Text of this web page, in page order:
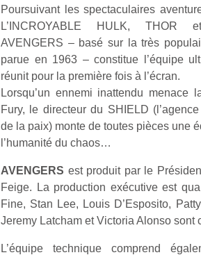
Poursuivant les spectaculaires
L’INCROYABLE HULK, THOR
AVENGERS – basé sur la très
parue en 1963 – constitue l’équipe
réunit pour la première fois à l’écran.
Lorsqu’un ennemi inattendu menace
Fury, le directeur du SHIELD
de la paix) monte de toutes pièces une
l’humanité du chaos…
AVENGERS est produit par le
Feige. La production exécutive est
Fine, Stan Lee, Louis D’Esposito,
Jeremy Latcham et Victoria Alonso sont
L’équipe technique comprend